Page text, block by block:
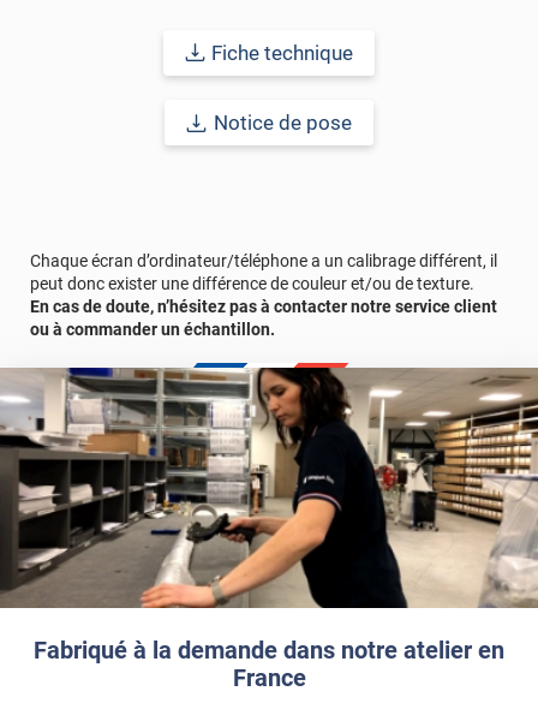
Fabriqué à la demande dans notre atelier en
France
Fiche technique
Notice de pose
Chaque écran d’ordinateur/téléphone a un calibrage différent, il
peut donc exister une différence de couleur et/ou de texture.
En cas de doute, n’hésitez pas à contacter notre service client
ou à commander un échantillon.